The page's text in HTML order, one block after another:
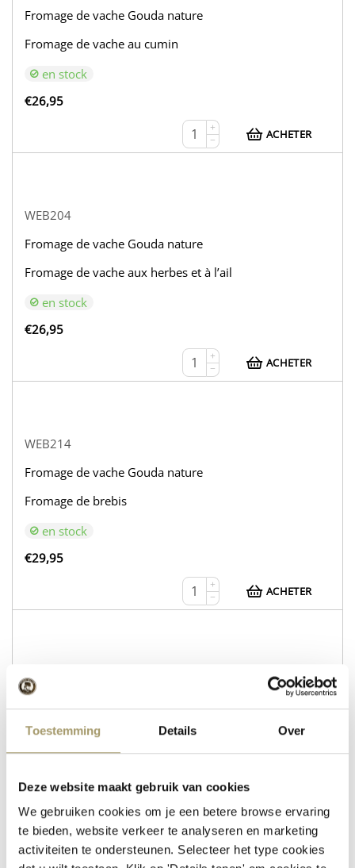
Toestemming Details Over
Deze website maakt gebruik van cookies
We gebruiken cookies om je een betere browse ervaring
te bieden, website verkeer te analyseren en marketing
activiteiten te ondersteunen. Selecteer het type cookies
Fromage de vache Gouda nature
Fromage de vache au cumin
en stock
€26,95
+
−
ACHETER
WEB204
Fromage de vache Gouda nature
Fromage de vache aux herbes et à l’ail
en stock
€26,95
+
−
ACHETER
WEB214
Fromage de vache Gouda nature
Fromage de brebis
en stock
€29,95
+
−
ACHETER
Fromage de vache Gouda nature
Fromage de brebis au romarin et au thym
€30,95
+
−
ACHETER